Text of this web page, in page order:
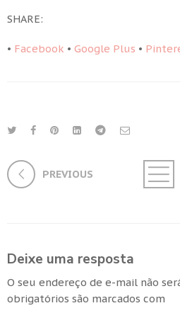
SHARE:
• Facebook • Google Plus •
PREVIOUS
Deixe uma resposta
O seu endereço de e-mail não
obrigatórios são marcados com